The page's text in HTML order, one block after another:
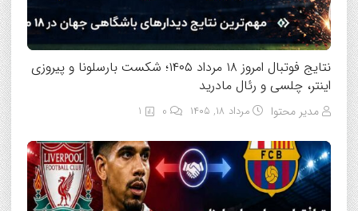
نتایج فوتبال امروز ۱۸ مرداد ۱۴۰۵؛ شکست بارسلونا و پیروزی
اینتر، چلسی و رئال مادرید
مدیر محتوا مرداد ۱۸, ۱۴۰۵ 1